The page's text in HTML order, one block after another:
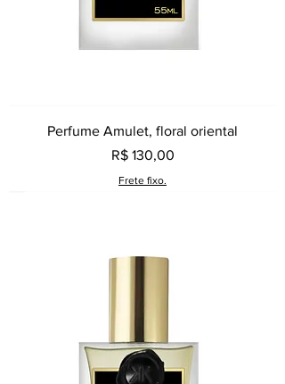
Perfume Amulet, floral oriental
Preço
R$ 130,00
Frete fixo.